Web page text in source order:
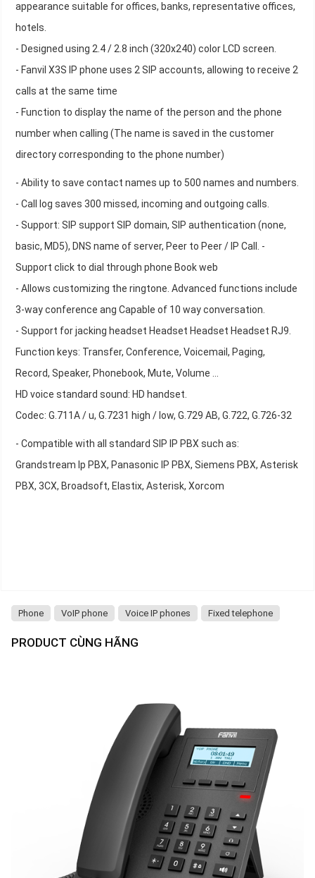
appearance suitable for offices, banks, representative offices,
hotels.
- Designed using 2.4 / 2.8 inch (320x240) color LCD screen.
- Fanvil X3S IP phone uses 2 SIP accounts, allowing to receive 2
calls at the same time
- Function to display the name of the person and the phone
number when calling (The name is saved in the customer
directory corresponding to the phone number)
- Ability to save contact names up to 500 names and numbers.
- Call log saves 300 missed, incoming and outgoing calls.
- Support: SIP support SIP domain, SIP authentication (none,
basic, MD5), DNS name of server, Peer to Peer / IP Call. -
Support click to dial through phone Book web
- Allows customizing the ringtone. Advanced functions include
3-way conference ang Capable of 10 way conversation.
- Support for jacking headset Headset Headset Headset RJ9.
Function keys: Transfer, Conference, Voicemail, Paging,
Record, Speaker, Phonebook, Mute, Volume ...
HD voice standard sound: HD handset.
Codec: G.711A / u, G.7231 high / low, G.729 AB, G.722, G.726-32
- Compatible with all standard SIP IP PBX such as:
Grandstream Ip PBX, Panasonic IP PBX, Siemens PBX, Asterisk
PBX, 3CX, Broadsoft, Elastix, Asterisk, Xorcom
Phone VoIP phone Voice IP phones Fixed telephone
PRODUCT CÙNG HÃNG